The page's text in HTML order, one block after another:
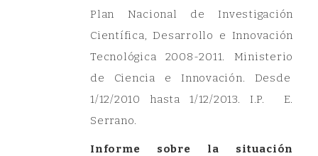
Plan Nacional de Investigación
Científica, Desarrollo e Innovación
Tecnológica 2008-2011. Ministerio
de Ciencia e Innovación. Desde
1/12/2010 hasta 1/12/2013. I.P. E.
Serrano.
Informe sobre la situación